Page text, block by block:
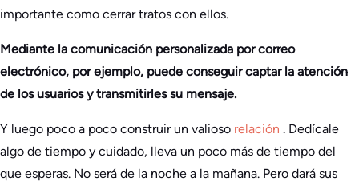
importante como cerrar tratos con ellos.
Mediante la comunicación personalizada por correo
electrónico, por ejemplo, puede conseguir captar la atención
de los usuarios y transmitirles su mensaje.
Y luego poco a poco construir un valioso relación . Dedícale
algo de tiempo y cuidado, lleva un poco más de tiempo del
que esperas. No será de la noche a la mañana. Pero dará sus